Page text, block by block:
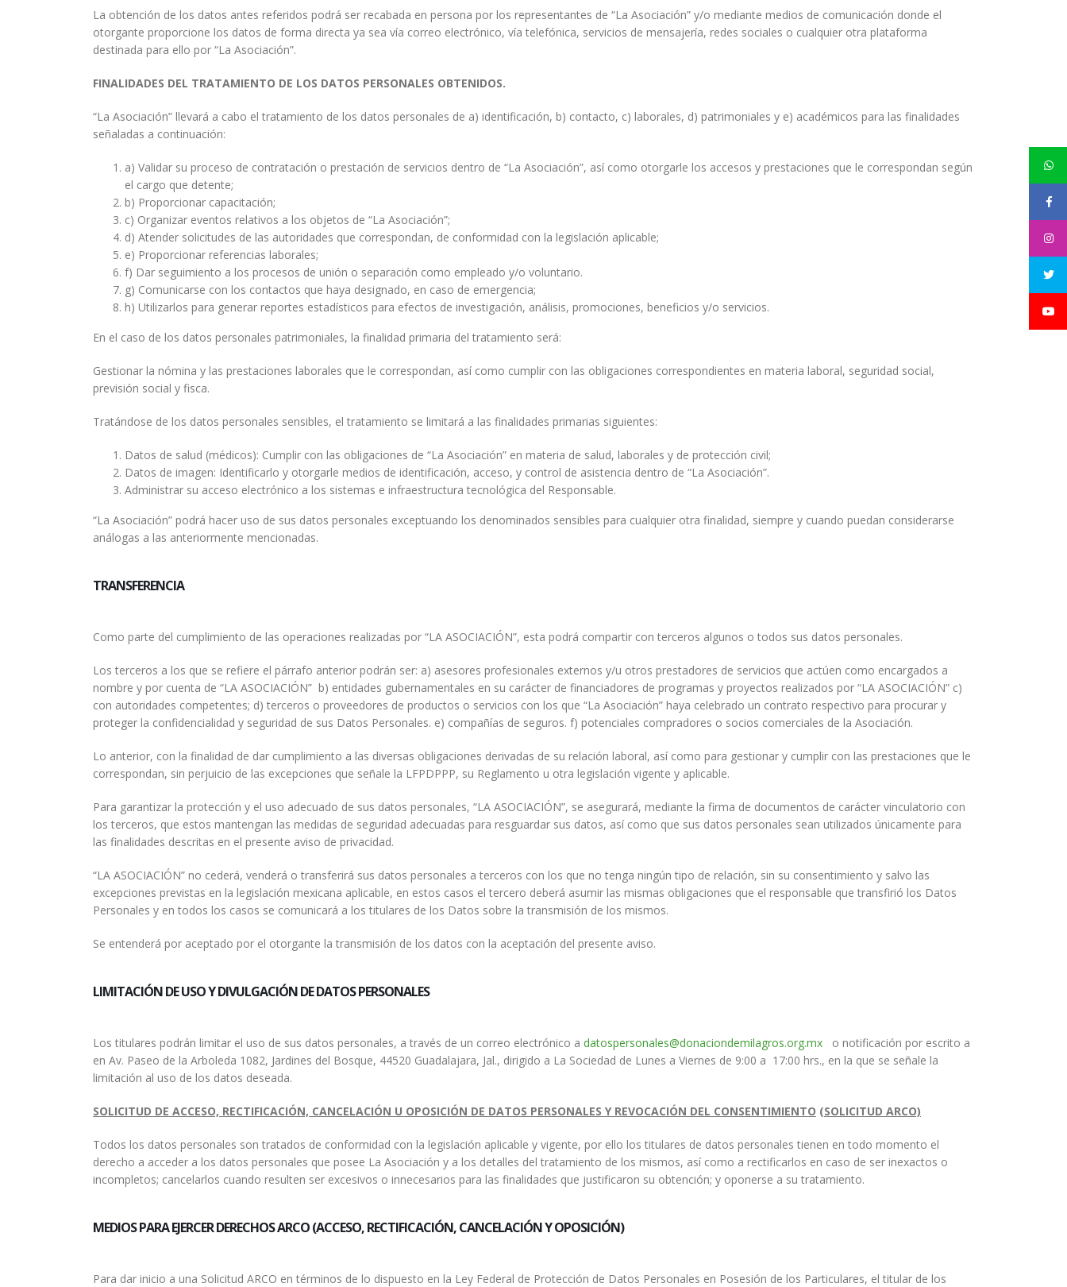
La obtención de los datos antes referidos podrá ser recabada en persona por los representantes de “La Asociación” y/o mediante medios de comunicación donde el
otorgante proporcione los datos de forma directa ya sea vía correo electrónico, vía telefónica, servicios de mensajería, redes sociales o cualquier otra plataforma
destinada para ello por “La Asociación”.
FINALIDADES DEL TRATAMIENTO DE LOS DATOS PERSONALES OBTENIDOS.
“La Asociación” llevará a cabo el tratamiento de los datos personales de a) identificación, b) contacto, c) laborales, d) patrimoniales y e) académicos para las finalidades
señaladas a continuación:
a) Validar su proceso de contratación o prestación de servicios dentro de “La Asociación”, así como otorgarle los accesos y prestaciones que le correspondan según
el cargo que detente;
b) Proporcionar capacitación;
c) Organizar eventos relativos a los objetos de “La Asociación”;
d) Atender solicitudes de las autoridades que correspondan, de conformidad con la legislación aplicable;
e) Proporcionar referencias laborales;
f) Dar seguimiento a los procesos de unión o separación como empleado y/o voluntario.
g) Comunicarse con los contactos que haya designado, en caso de emergencia;
h) Utilizarlos para generar reportes estadísticos para efectos de investigación, análisis, promociones, beneficios y/o servicios.
En el caso de los datos personales patrimoniales, la finalidad primaria del tratamiento será:
Gestionar la nómina y las prestaciones laborales que le correspondan, así como cumplir con las obligaciones correspondientes en materia laboral, seguridad social,
previsión social y fisca.
Tratándose de los datos personales sensibles, el tratamiento se limitará a las finalidades primarias siguientes:
Datos de salud (médicos): Cumplir con las obligaciones de “La Asociación” en materia de salud, laborales y de protección civil;
Datos de imagen: Identificarlo y otorgarle medios de identificación, acceso, y control de asistencia dentro de “La Asociación”.
Administrar su acceso electrónico a los sistemas e infraestructura tecnológica del Responsable.
“La Asociación” podrá hacer uso de sus datos personales exceptuando los denominados sensibles para cualquier otra finalidad, siempre y cuando puedan considerarse
análogas a las anteriormente mencionadas.
TRANSFERENCIA
Como parte del cumplimiento de las operaciones realizadas por “LA ASOCIACIÓN”, esta podrá compartir con terceros algunos o todos sus datos personales.
Los terceros a los que se refiere el párrafo anterior podrán ser: a) asesores profesionales externos y/u otros prestadores de servicios que actúen como encargados a
nombre y por cuenta de “LA ASOCIACIÓN” b) entidades gubernamentales en su carácter de financiadores de programas y proyectos realizados por “LA ASOCIACIÓN” c)
con autoridades competentes; d) terceros o proveedores de productos o servicios con los que “La Asociación” haya celebrado un contrato respectivo para procurar y
proteger la confidencialidad y seguridad de sus Datos Personales. e) compañías de seguros. f) potenciales compradores o socios comerciales de la Asociación.
Lo anterior, con la finalidad de dar cumplimiento a las diversas obligaciones derivadas de su relación laboral, así como para gestionar y cumplir con las prestaciones que le
correspondan, sin perjuicio de las excepciones que señale la LFPDPPP, su Reglamento u otra legislación vigente y aplicable.
Para garantizar la protección y el uso adecuado de sus datos personales, “LA ASOCIACIÓN”, se asegurará, mediante la firma de documentos de carácter vinculatorio con
los terceros, que estos mantengan las medidas de seguridad adecuadas para resguardar sus datos, así como que sus datos personales sean utilizados únicamente para
las finalidades descritas en el presente aviso de privacidad.
“LA ASOCIACIÓN” no cederá, venderá o transferirá sus datos personales a terceros con los que no tenga ningún tipo de relación, sin su consentimiento y salvo las
excepciones previstas en la legislación mexicana aplicable, en estos casos el tercero deberá asumir las mismas obligaciones que el responsable que transfirió los Datos
Personales y en todos los casos se comunicará a los titulares de los Datos sobre la transmisión de los mismos.
Se entenderá por aceptado por el otorgante la transmisión de los datos con la aceptación del presente aviso.
LIMITACIÓN DE USO Y DIVULGACIÓN DE DATOS PERSONALES
Los titulares podrán limitar el uso de sus datos personales, a través de un correo electrónico a datospersonales@donaciondemilagros.org.mx o notificación por escrito a
en Av. Paseo de la Arboleda 1082, Jardines del Bosque, 44520 Guadalajara, Jal., dirigido a La Sociedad de Lunes a Viernes de 9:00 a 17:00 hrs., en la que se señale la
limitación al uso de los datos deseada.
SOLICITUD DE ACCESO, RECTIFICACIÓN, CANCELACIÓN U OPOSICIÓN DE DATOS PERSONALES Y REVOCACIÓN DEL CONSENTIMIENTO (SOLICITUD ARCO)
Todos los datos personales son tratados de conformidad con la legislación aplicable y vigente, por ello los titulares de datos personales tienen en todo momento el
derecho a acceder a los datos personales que posee La Asociación y a los detalles del tratamiento de los mismos, así como a rectificarlos en caso de ser inexactos o
incompletos; cancelarlos cuando resulten ser excesivos o innecesarios para las finalidades que justificaron su obtención; y oponerse a su tratamiento.
MEDIOS PARA EJERCER DERECHOS ARCO (ACCESO, RECTIFICACIÓN, CANCELACIÓN Y OPOSICIÓN)
Para dar inicio a una Solicitud ARCO en términos de lo dispuesto en la Ley Federal de Protección de Datos Personales en Posesión de los Particulares, el titular de los